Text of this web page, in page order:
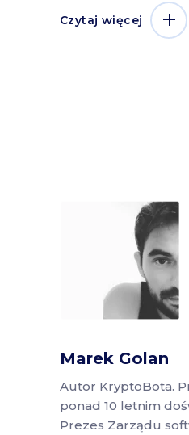
Czytaj więcej
Marek Golan
Autor KryptoBota.
ponad 10 letnim
Prezes Zarządu